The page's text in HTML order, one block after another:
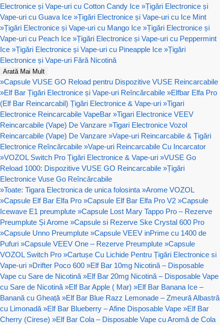
Electronice și Vape-uri cu Cotton Candy Ice »Țigări Electronice și
Vape-uri cu Guava Ice »Țigări Electronice și Vape-uri cu Ice Mint
»Țigări Electronice și Vape-uri cu Mango Ice »Țigări Electronice și
Vape-uri cu Peach Ice »Țigări Electronice și Vape-uri cu Peppermint
Ice »Țigări Electronice și Vape-uri cu Pineapple Ice »Țigări
Electronice și Vape-uri Fără Nicotină
Arată Mai Mult
»Capsule VUSE GO Reload pentru Dispozitive VUSE Reincarcabile
»Elf Bar Țigări Electronice și Vape-uri Reîncărcabile »Elfbar Elfa Pro
(Elf Bar Reincarcabil) Țigări Electronice & Vape-uri »Tigari
Electronice Reincarcabile VapeBar »Tigari Electronice VEEV
Reincarcabile (Vape) De Vanzare »Tigari Electronice Vozol
Reincarcabile (Vape) De Vanzare »Vape-uri Reincarcabile & Țigări
Electronice Reîncărcabile »Vape-uri Reincarcabile Cu Incarcator
»VOZOL Switch Pro Țigări Electronice & Vape-uri »VUSE Go
Reload 1000: Dispozitive VUSE GO Reincarcabile »Țigări
Electronice Vuse Go Reîncărcabile
»Toate: Tigara Electronica de unica folosinta »Arome VOZOL
»Capsule Elf Bar Elfa Pro »Capsule Elf Bar Elfa Pro V2 »Capsule
Icewave E1 preumplute »Capsule Lost Mary Tappo Pro – Rezerve
Preumplute Și Arome »Capsule si Rezerve Ske Crystal 600 Pro
»Capsule Unno Preumplute »Capsule VEEV inPrime cu 1400 de
Pufuri »Capsule VEEV One – Rezerve Preumplute »Capsule
VOZOL Switch Pro »Cartușe Cu Lichide Pentru Țigări Electronice si
Vape-uri »Drifter Poco 600 »Elf Bar 10mg Nicotină – Disposable
Vape cu Sare de Nicotină »Elf Bar 20mg Nicotină – Disposable Vape
cu Sare de Nicotină »Elf Bar Apple ( Mar) »Elf Bar Banana Ice –
Banană cu Gheață »Elf Bar Blue Razz Lemonade – Zmeură Albastră
cu Limonadă »Elf Bar Blueberry – Afine Disposable Vape »Elf Bar
Cherry (Cirese) »Elf Bar Cola – Disposable Vape cu Aromă de Cola